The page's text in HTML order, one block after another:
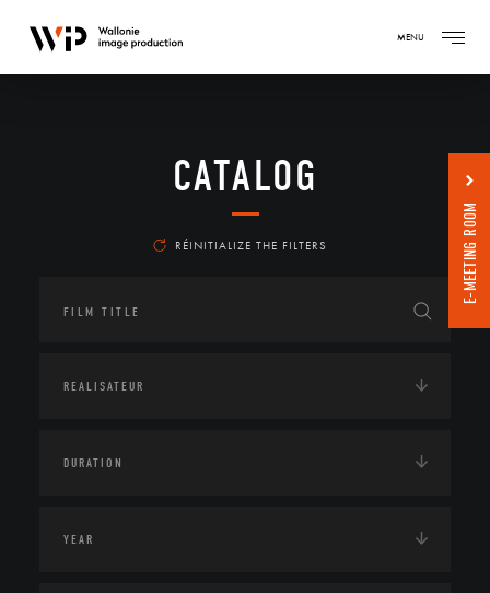
MENU
CATALOG
RÉINITIALIZE THE FILTERS E-MEETING ROOM